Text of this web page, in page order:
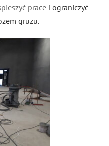
prace i ograniczyć
gruzu.